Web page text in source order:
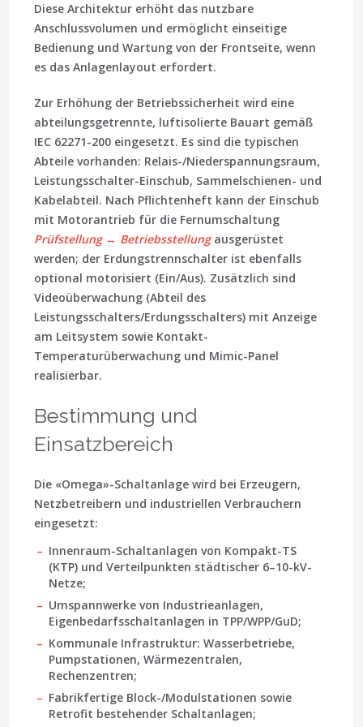
Diese Architektur erhöht das nutzbare
Anschlussvolumen und ermöglicht einseitige
Bedienung und Wartung von der Frontseite, wenn
es das Anlagenlayout erfordert.
Zur Erhöhung der Betriebs­sicherheit wird eine
abteilungsgetrennte, luftisolierte Bauart gemäß
IEC 62271-200 eingesetzt. Es sind die typischen
Abteile vorhanden: Relais-/Niederspannungsraum,
Leistungsschalter-Einschub, Sammelschienen- und
Kabelabteil. Nach Pflichtenheft kann der Einschub
mit Motorantrieb für die Fernumschaltung
Prüfstellung ↔ Betriebsstellungausgerüstet
werden; der Erdungstrennschalter ist ebenfalls
optional motorisiert (Ein/Aus). Zusätzlich sind
Videoüberwachung (Abteil des
Leistungsschalters/Erdungsschalters) mit Anzeige
am Leitsystem sowie Kontakt-
Temperaturüberwachung und Mimic-Panel
realisierbar.
Bestimmung und
Einsatzbereich
Die «Omega»-Schaltanlage wird bei Erzeugern,
Netzbetreibern und industriellen Verbrauchern
eingesetzt:
Innenraum-Schaltanlagen von Kompakt-TS
(KTP) und Verteilpunkten städtischer 6–10-kV-
Netze;
Umspannwerke von Industrieanlagen,
Eigenbedarfsschaltanlagen in TPP/WPP/GuD;
Kommunale Infrastruktur: Wasserbetriebe,
Pumpstationen, Wärmezentralen,
Rechenzentren;
Fabrikfertige Block-/Modulstationen sowie
Retrofit bestehender Schaltanlagen;